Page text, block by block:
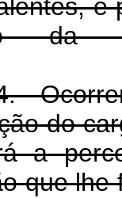
e
da
do
a
que lhe